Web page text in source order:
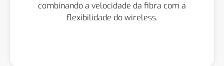
combinando a velocidade da fibra com a
flexibilidade do wireless.